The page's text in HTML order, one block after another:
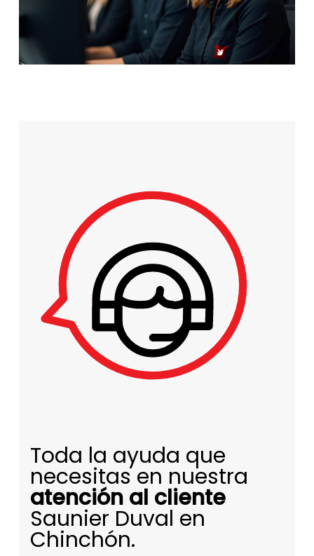
Toda la ayuda que
necesitas en nuestra
atención al cliente
Saunier Duval en
Chinchón.